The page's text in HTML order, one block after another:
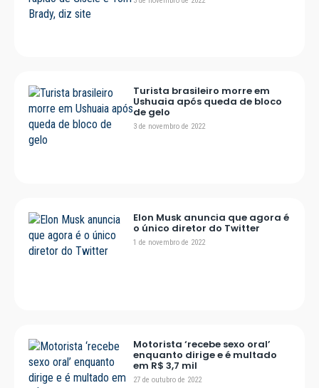
Turista brasileiro morre em
Ushuaia após queda de bloco
de gelo
3 de novembro de 2022
Elon Musk anuncia que agora é
o único diretor do Twitter
1 de novembro de 2022
Motorista ‘recebe sexo oral’
enquanto dirige e é multado
em R$ 3,7 mil
27 de outubro de 2022